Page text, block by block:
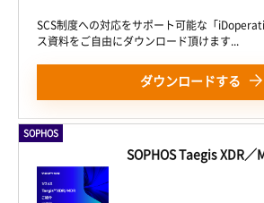
SCS制度への対応をサポート可能な「
ス資料をご自由にダウンロード頂けます...
ダウンロードする
SOPHOS
SOPHOS Taegis XDR／